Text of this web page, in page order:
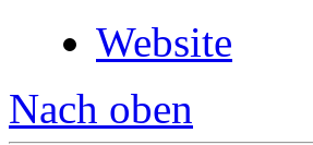
Website
Nach oben